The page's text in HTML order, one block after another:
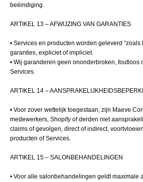
beëindiging.
ARTIKEL 13 – AFWIJZING VAN GARANTIES
• Services en producten worden geleverd “zoals
garanties, expliciet of impliciet.
• Wij garanderen geen ononderbroken, foutloos
Services.
ARTIKEL 14 –
• Voor zover wettelijk toegestaan, zijn Maeve
medewerkers, Shopify of derden niet
claims of gevolgen, direct of indirect,
producten of Services.
ARTIKEL 15 – SALONBEHANDELINGEN
• Voor alle salonbehandelingen geldt maximale